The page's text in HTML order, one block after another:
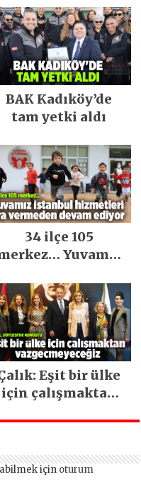
BAK Kadıköy’de
tam yetki aldı
34 ilçe 105
Yuvamız
ara vermeden
devam ediyor
Eşit bir ülke
için çalışmaktan
için oturum